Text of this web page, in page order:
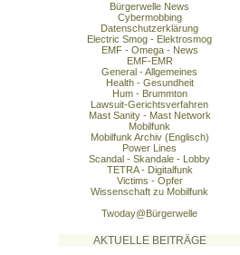
Bürgerwelle News
Cybermobbing
Datenschutzerklärung
Electric Smog - Elektrosmog
EMF - Omega - News
EMF-EMR
General - Allgemeines
Health - Gesundheit
Hum - Brummton
Lawsuit-Gerichtsverfahren
Mast Sanity - Mast Network
Mobilfunk
Mobilfunk Archiv (Englisch)
Power Lines
Scandal - Skandale - Lobby
TETRA - Digitalfunk
Victims - Opfer
Wissenschaft zu Mobilfunk
Twoday@Bürgerwelle
AKTUELLE BEITRÄGE